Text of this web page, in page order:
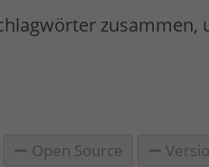
zusammen,
Open Source